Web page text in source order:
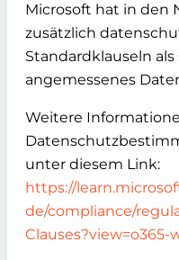
Microsoft hat in den
zusätzlich
Standardklauseln als
angemessenes
Weitere
unter diesem Link:
https://
de/compliance/
Clauses?view=o365-